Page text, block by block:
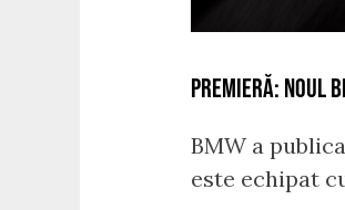
PREMIERĂ: NOUL
BMW a
este echipat